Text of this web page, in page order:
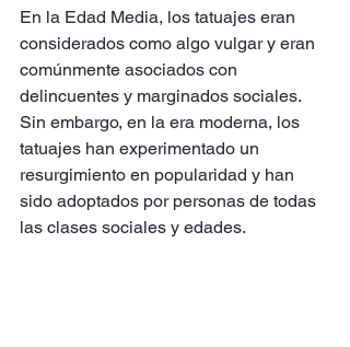
En la Edad Media, los tatuajes eran
considerados como algo vulgar y eran
comúnmente asociados con
delincuentes y marginados sociales.
Sin embargo, en la era moderna, los
tatuajes han experimentado un
resurgimiento en popularidad y han
sido adoptados por personas de todas
las clases sociales y edades.